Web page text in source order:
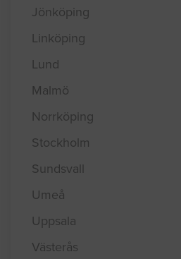
Jönköping
Linköping
Lund
Malmö
Norrköping
Stockholm
Sundsvall
Umeå
Uppsala
Västerås